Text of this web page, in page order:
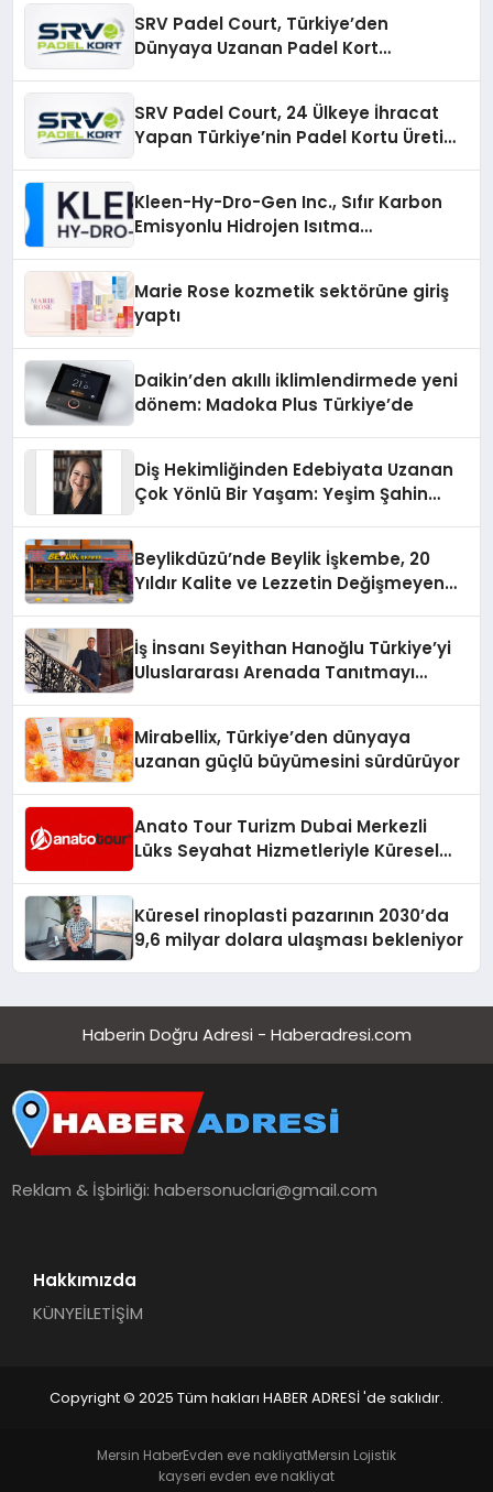
SRV Padel Court, Türkiye’den
Dünyaya Uzanan Padel Kort
SRV Padel Court, 24 Ülkeye İhracat
Yapan Türkiye’nin Padel Kortu Üretim
Kleen-Hy-Dro-Gen Inc., Sıfır Karbon
Emisyonlu Hidrojen Isıtma
Marie Rose kozmetik sektörüne giriş
yaptı
Daikin’den akıllı iklimlendirmede yeni
dönem: Madoka Plus Türkiye’de
Diş Hekimliğinden Edebiyata Uzanan
Çok Yönlü Bir Yaşam: Yeşim Şahin
Beylikdüzü’nde Beylik İşkembe, 20
Yıldır Kalite ve Lezzetin Değişmeyen
İş İnsanı Seyithan Hanoğlu Türkiye’yi
Uluslararası Arenada Tanıtmayı
Mirabellix, Türkiye’den dünyaya
uzanan güçlü büyümesini sürdürüyor
Anato Tour Turizm Dubai Merkezli
Lüks Seyahat Hizmetleriyle Küresel
Küresel rinoplasti pazarının 2030’da
9,6 milyar dolara ulaşması bekleniyor
Haberin Doğru Adresi - Haberadresi.com
Reklam & İşbirliği:habersonuclari@gmail.com
Hakkımızda
KÜNYEİLETİŞİM
Copyright © 2025 Tüm hakları HABER ADRESİ 'de saklıdır.
Mersin HaberEvden eve nakliyatMersin Lojistik
kayseri evden eve nakliyat